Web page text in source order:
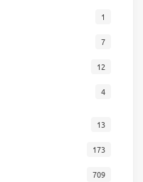
1
7
12
4
13
173
709